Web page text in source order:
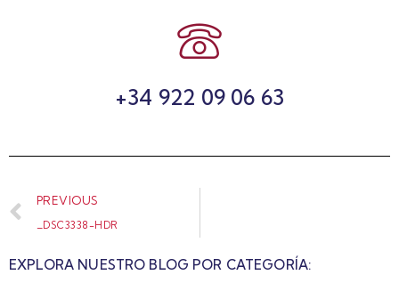
+34 922 09 06 63
PREVIOUS
_DSC3338-HDR
EXPLORA NUESTRO BLOG POR CATEGORÍA: